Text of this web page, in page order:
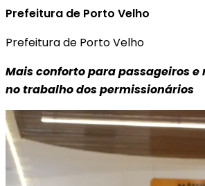
Prefeitura de Porto Velho
Prefeitura de Porto Velho
Mais conforto para passageiros
no trabalho dos permissionários